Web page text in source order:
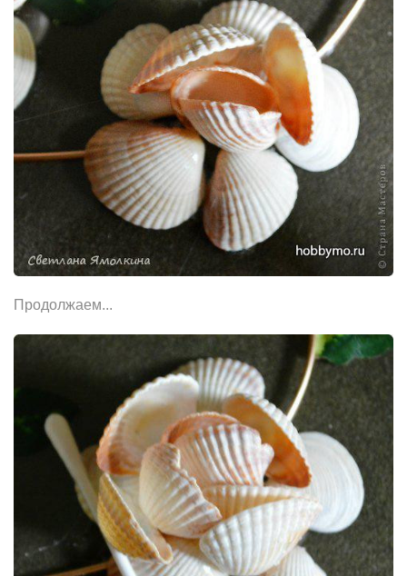
Продолжаем...